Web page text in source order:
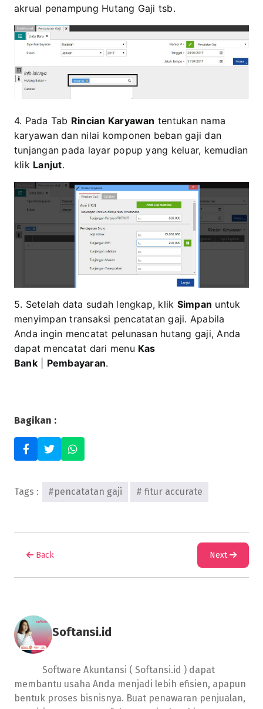
akrual penampung Hutang Gaji tsb.
4. Pada Tab Rincian Karyawan tentukan nama
karyawan dan nilai komponen beban gaji dan
tunjangan pada layar popup yang keluar, kemudian
klik Lanjut.
5. Setelah data sudah lengkap, klik Simpan untuk
menyimpan transaksi pencatatan gaji. Apabila
Anda ingin mencatat pelunasan hutang gaji, Anda
dapat mencatat dari menu Kas
Bank| Pembayaran.
Bagikan :
Tags : #pencatatan gaji # fitur accurate
Back Next
Softansi.id
Software Akuntansi ( Softansi.id ) dapat
membantu usaha Anda menjadi lebih efisien, apapun
bentuk proses bisnisnya. Buat penawaran penjualan,